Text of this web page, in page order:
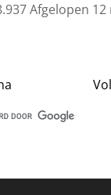
Afgelopen